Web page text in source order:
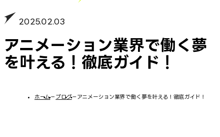
2025.02.03
アニメーション業界で働く夢
を叶える！徹底ガイド！
ホーム− ブログ− アニメーション業界で働く夢を叶える！徹底ガイド！